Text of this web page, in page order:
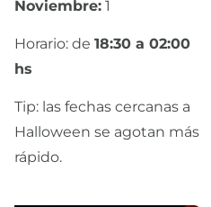
Noviembre: 1
Horario: de 18:30 a 02:00
hs
Tip: las fechas cercanas a
Halloween se agotan más
rápido.